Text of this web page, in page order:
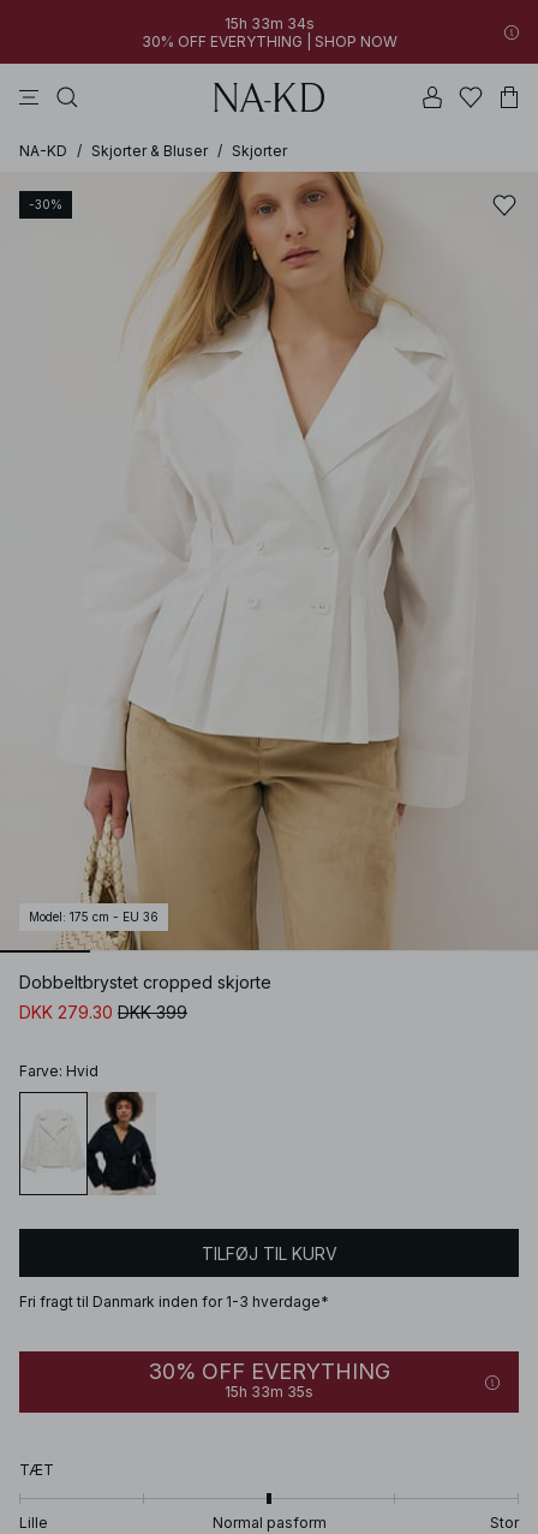
15h 33m 34s
30% OFF EVERYTHING | SHOP NOW
NA-KD / Skjorter & Bluser / Skjorter
-30%
Model : 175 cm - EU 36
Dobbeltbrystet cropped skjorte
DKK 279.30 DKK 399
Farve: Hvid
TILFØJ TIL KURV
Fri fragt til Danmark inden for 1-3 hverdage*
30% OFF EVERYTHING
15h 33m 34s
TÆT
Lille Normal pasform Stor